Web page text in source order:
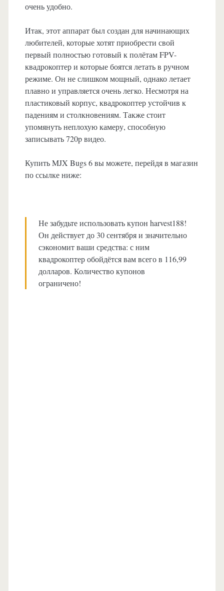
очень удобно.
Итак, этот аппарат был создан для начинающих
любителей, которые хотят приобрести свой
первый полностью готовый к полётам FPV-
квадрокоптер и которые боятся летать в ручном
режиме. Он не слишком мощный, однако летает
плавно и управляется очень легко. Несмотря на
пластиковый корпус, квадрокоптер устойчив к
падениям и столкновениям. Также стоит
упомянуть неплохую камеру, способную
записывать 720p видео.
Купить MJX Bugs 6 вы можете, перейдя в магазин
по ссылке ниже:
Не забудьте использовать купон harvest188!
Он действует до 30 сентября и значительно
сэкономит ваши средства: с ним
квадрокоптер обойдётся вам всего в 116,99
долларов. Количество купонов
ограничено!